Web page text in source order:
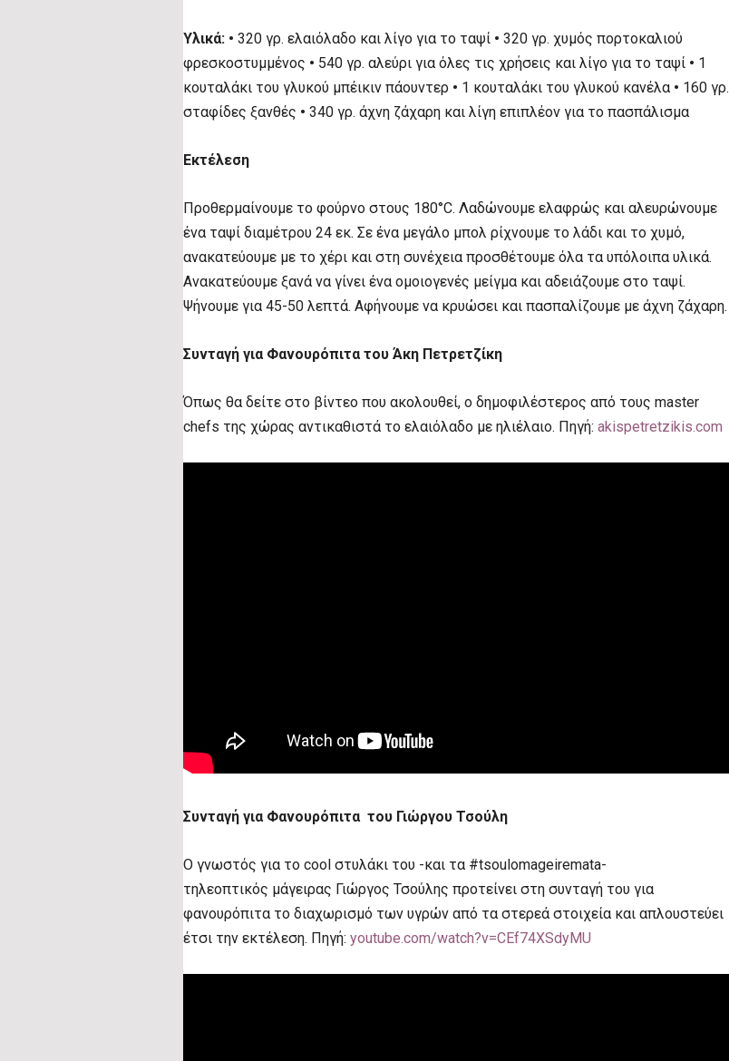
Υλικά: • 320 γρ. ελαιόλαδο και λίγο για το ταψί • 320 γρ. χυμός πορτοκαλιού
φρεσκοστυμμένος • 540 γρ. αλεύρι για όλες τις χρήσεις και λίγο για το ταψί • 1
κουταλάκι του γλυκού μπέικιν πάουντερ • 1 κουταλάκι του γλυκού κανέλα • 160 γρ.
σταφίδες ξανθές • 340 γρ. άχνη ζάχαρη και λίγη επιπλέον για το πασπάλισμα
Εκτέλεση
Προθερμαίνουμε το φούρνο στους 180°C. Λαδώνουμε ελαφρώς και αλευρώνουμε
ένα ταψί διαμέτρου 24 εκ. Σε ένα μεγάλο μπολ ρίχνουμε το λάδι και το χυμό,
ανακατεύουμε με το χέρι και στη συνέχεια προσθέτουμε όλα τα υπόλοιπα υλικά.
Ανακατεύουμε ξανά να γίνει ένα ομοιογενές μείγμα και αδειάζουμε στο ταψί.
Ψήνουμε για 45-50 λεπτά. Αφήνουμε να κρυώσει και πασπαλίζουμε με άχνη ζάχαρη.
Συνταγή για Φανουρόπιτα του Άκη Πετρετζίκη
Όπως θα δείτε στο βίντεο που ακολουθεί, ο δημοφιλέστερος από τους master
chefs της χώρας αντικαθιστά το ελαιόλαδο με ηλιέλαιο. Πηγή: akispetretzikis.com
Συνταγή για Φανουρόπιτα του Γιώργου Τσούλη
Ο γνωστός για το cool στυλάκι του -και τα #tsoulomageiremata-
τηλεοπτικός μάγειρας Γιώργος Τσούλης προτείνει στη συνταγή του για
φανουρόπιτα το διαχωρισμό των υγρών από τα στερεά στοιχεία και απλουστεύει
έτσι την εκτέλεση. Πηγή: youtube.com/watch?v=CEf74XSdyMU